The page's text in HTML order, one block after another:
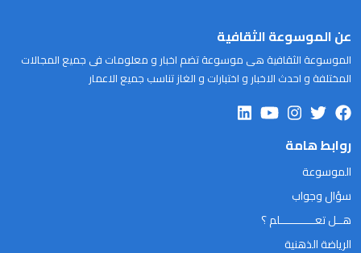
عن الموسوعة الثقافية
الموسوعة الثقافية هى موسوعة تضم اخبار و معلومات فى جميع المجالات
المختلفة و احدث الاخبار و اختبارات و الغاز تناسب جميع الاعمار
روابط هامة
الموسوعة
سؤال وجواب
هــل تعـــــــــــلم ؟
الرياضة الذهنية